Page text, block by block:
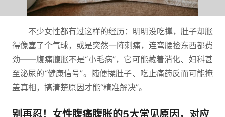
不少女性都有过这样的经历：明明没吃撑，肚子却胀
得像塞了个气球，或是突然一阵刺痛，连弯腰捡东西都费
劲——腹痛腹胀不是“小毛病”，它可能藏着消化、妇科甚
至泌尿的“健康信号”。随便揉肚子、吃止痛药反而可能掩
盖真相，搞清楚原因才能“精准解决”。
别再忍！女性腹痛腹胀的5大常见原因，对应